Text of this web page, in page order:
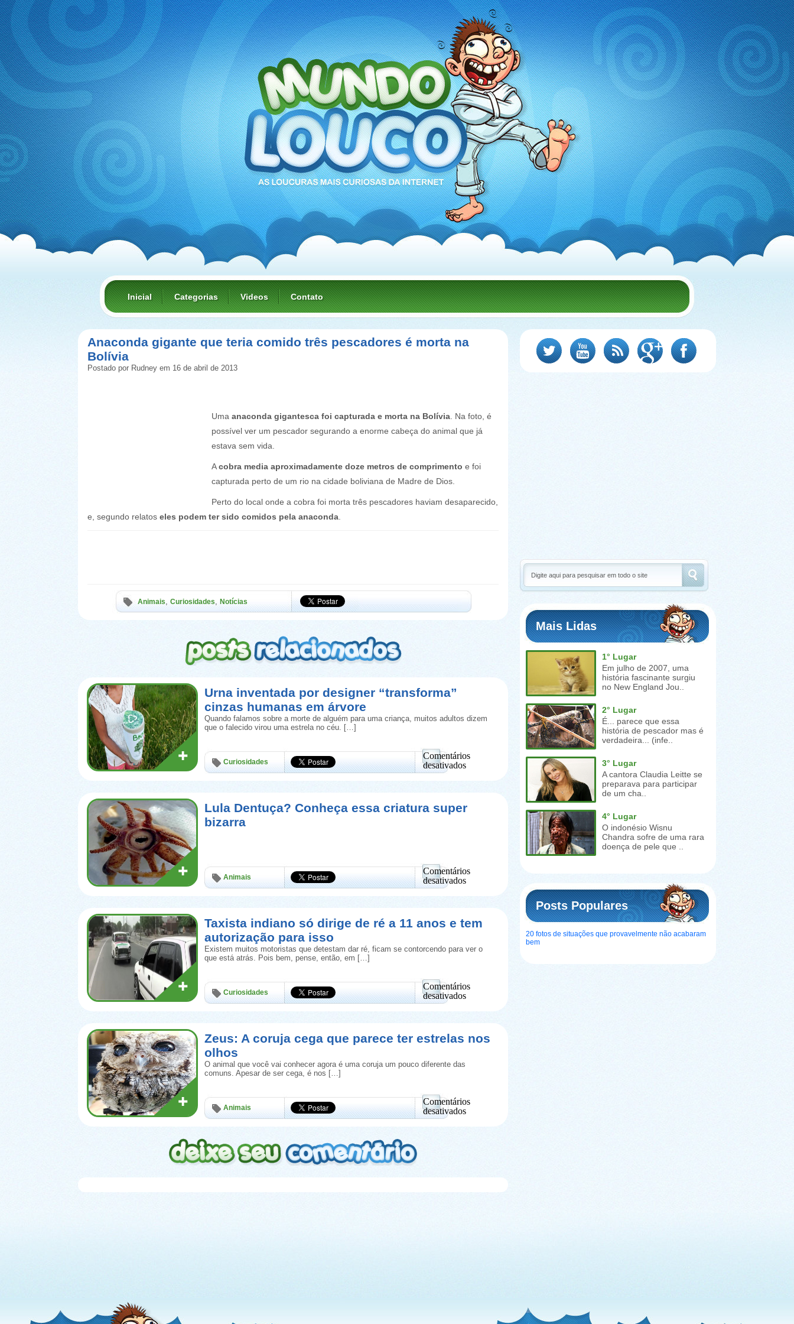
Inicial Categorias Videos Contato
Anaconda gigante que teria comido três pescadores é morta na
Bolívia
Postado por Rudney em 16 de abril de 2013
Uma anaconda gigantesca foi capturada e morta na Bolívia . Na foto, é
possível ver um pescador segurando a enorme cabeça do animal que já
estava sem vida.
Acobra media aproximadamente doze metros de comprimento e foi
capturada perto de um rio na cidade boliviana de Madre de Dios.
Perto do local onde a cobra foi morta três pescadores haviam desaparecido,
e, segundo relatos eles podem ter sido comidos pela anaconda
Animais, Curiosidades, Notícias
Urna inventada por designer “transforma”
cinzas humanas em árvore
Quando falamos sobre a morte de alguém para uma criança, muitos adultos dizem
que o falecido virou uma estrela no céu. […]
Curiosidades
Comentários
desativados
em
designer
Lula Dentuça? Conheça essa criatura super
bizarra
Animais
Comentários
desativados
em
Conheça
essa
super
bizarra
Taxista indiano só dirige de ré a 11 anos e tem
autorização para isso
Existem muitos motoristas que detestam dar ré, ficam se contorcendo para ver o
que está atrás. Pois bem, pense, então, em […]
Curiosidades
Comentários
desativados
em
só
dirige
ré
e
tem
autorização
Zeus: A coruja cega que parece ter estrelas nos
olhos
O animal que você vai conhecer agora é uma coruja um pouco diferente das
comuns. Apesar de ser cega, é nos […]
Animais
Comentários
desativados
em
Mais Lidas
1° Lugar
Em julho de 2007, uma
história fascinante surgiu
no New England Jou..
2° Lugar
É... parece que essa
história de pescador mas é
verdadeira... (infe..
3° Lugar
A cantora Claudia Leitte se
preparava para participar
de um cha..
4° Lugar
O indonésio Wisnu
Chandra sofre de uma rara
doença de pele que ..
Posts Populares
20 fotos de situações que provavelmente não acabaram
bem